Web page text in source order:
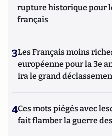
rupture historique pour
français
3Les Français moins
européenne pour la 3e
ira le grand
4Ces mots piégés avec
fait flamber la guerre